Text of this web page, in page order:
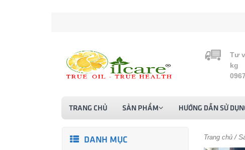
Tư
kg
TRANG CHỦ SẢN PHẨM HƯỚNG DẪN SỬ
DANH MỤC Trang chủ /